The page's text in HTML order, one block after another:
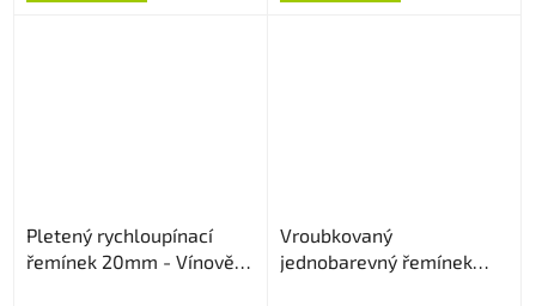
Pletený rychloupínací
řemínek 20mm - Vínově
Vroubkovaný
jednobarevný řemínek